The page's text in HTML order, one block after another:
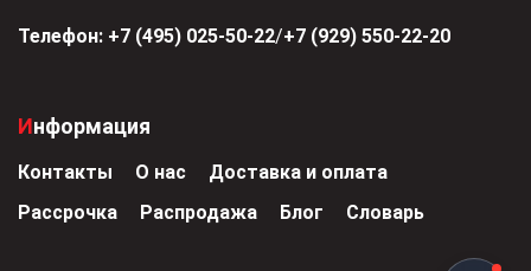
Телефон: +7 (495) 025-50-22/+7 (929) 550-22-20
Информация
Контакты О нас
Доставка и оплата
Рассрочка
Распродажа Блог Словарь